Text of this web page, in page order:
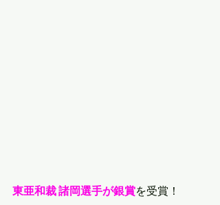
東亜和裁 諸岡選手が銀賞を受賞！